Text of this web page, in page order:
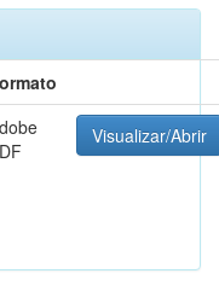
Visualizar/Abrir